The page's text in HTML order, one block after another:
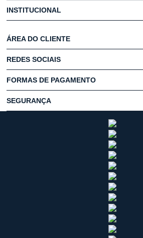
INSTITUCIONAL
ÁREA DO CLIENTE
REDES SOCIAIS
FORMAS DE PAGAMENTO
SEGURANÇA